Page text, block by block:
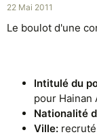
22 Mai 2011
Le boulot d'une
Intitulé du
pour Hainan
Nationalité
Ville: